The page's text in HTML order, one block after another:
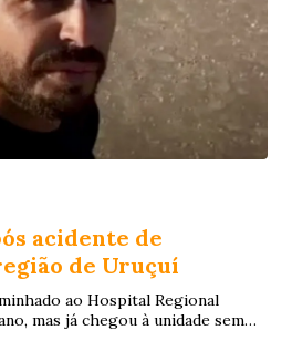
acidente de
de Uruçuí
ao Hospital Regional
mas já chegou à unidade sem